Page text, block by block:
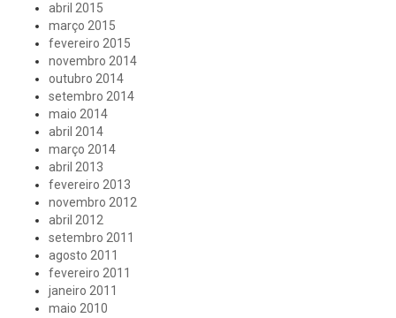
abril 2015
março 2015
fevereiro 2015
novembro 2014
outubro 2014
setembro 2014
maio 2014
abril 2014
março 2014
abril 2013
fevereiro 2013
novembro 2012
abril 2012
setembro 2011
agosto 2011
fevereiro 2011
janeiro 2011
maio 2010